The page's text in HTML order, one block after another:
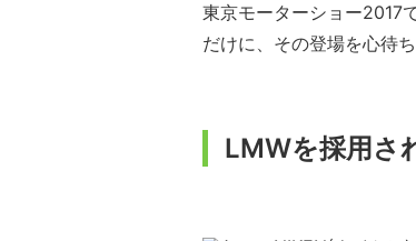
東京モーターショー2017
だけに、その登場を心待
LMWを採用さ